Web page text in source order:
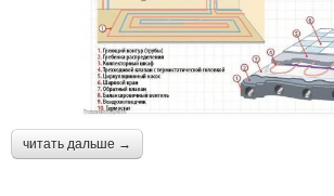
читать дальше →